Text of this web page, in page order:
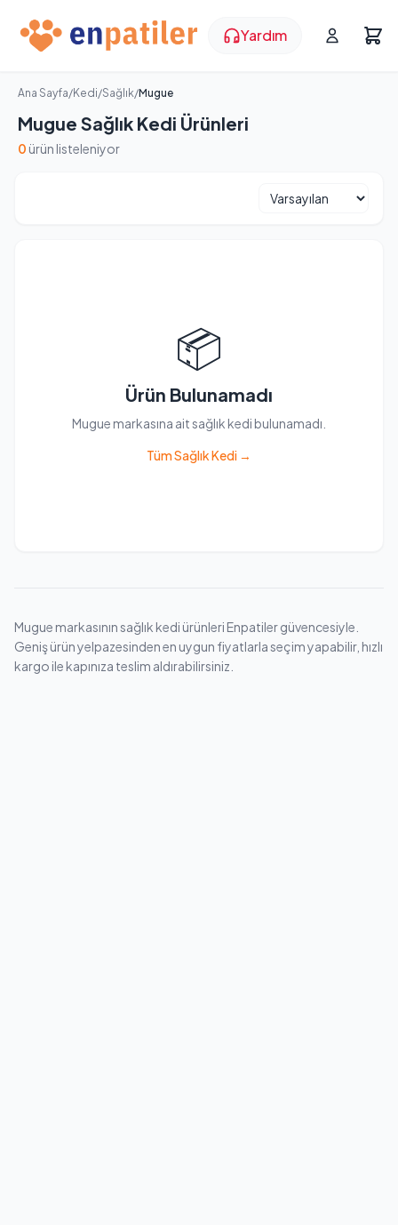
Yardım
Ana Sayfa/Kedi/Sağlık/Mugue
Mugue Sağlık Kedi Ürünleri
0 ürün listeleniyor
📦
Ürün Bulunamadı
Mugue markasına ait sağlık kedi bulunamadı.
Tüm Sağlık Kedi →
Mugue markasının sağlık kedi ürünleri Enpatiler güvencesiyle.
Geniş ürün yelpazesinden en uygun fiyatlarla seçim yapabilir, hızlı
kargo ile kapınıza teslim aldırabilirsiniz.